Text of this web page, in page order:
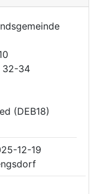
32-34
(DEB18)
12-19